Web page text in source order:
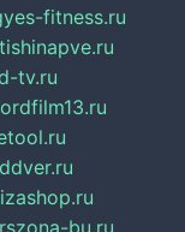
yes-fitness.ru
tishinapve.ru
tv.ru
bu.ru